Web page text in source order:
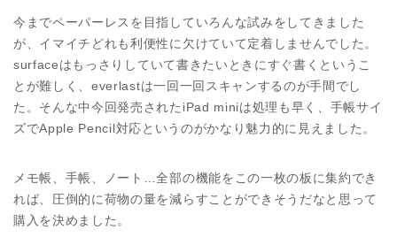
今までペーパーレスを目指していろんな試みをしてきました
が、イマイチどれも利便性に欠けていて定着しませんでした。
surfaceはもっさりしていて書きたいときにすぐ書くというこ
とが難しく、everlastは一回一回スキャンするのが手間でし
た。そんな中今回発売されたiPad miniは処理も早く、手帳サイ
ズでApple Pencil対応というのがかなり魅力的に見えました。
メモ帳、手帳、ノート…全部の機能をこの一枚の板に集約でき
れば、圧倒的に荷物の量を減らすことができそうだなと思って
購入を決めました。